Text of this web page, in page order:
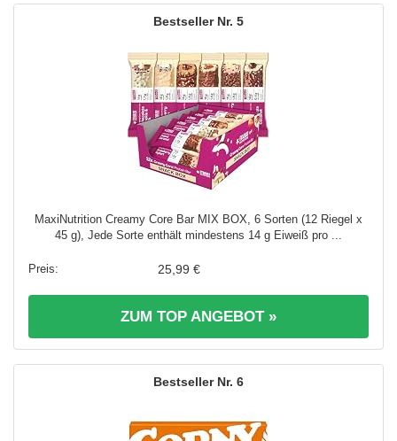
5
MaxiNutrition Creamy Core Bar MIX BOX, 6 Sorten (12 Riegel x
45 g), Jede Sorte enthält mindestens 14 g Eiweiß pro ...
25,99 €
ZUM TOP ANGEBOT »
6